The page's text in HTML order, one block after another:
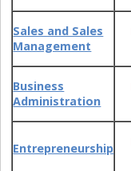
Sales and Sales
Management
Business
Administration
Entrepreneurship